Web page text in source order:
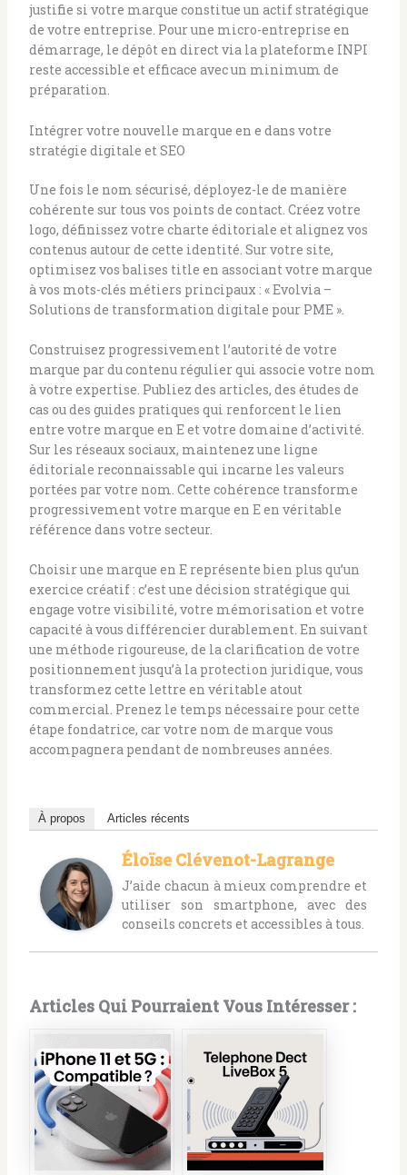
justifie si votre marque constitue un actif stratégique
de votre entreprise. Pour une micro-entreprise en
démarrage, le dépôt en direct via la plateforme INPI
reste accessible et efficace avec un minimum de
préparation.
Intégrer votre nouvelle marque en e dans votre
stratégie digitale et SEO
Une fois le nom sécurisé, déployez-le de manière
cohérente sur tous vos points de contact. Créez votre
logo, définissez votre charte éditoriale et alignez vos
contenus autour de cette identité. Sur votre site,
optimisez vos balises title en associant votre marque
à vos mots-clés métiers principaux : « Evolvia –
Solutions de transformation digitale pour PME ».
Construisez progressivement l’autorité de votre
marque par du contenu régulier qui associe votre nom
à votre expertise. Publiez des articles, des études de
cas ou des guides pratiques qui renforcent le lien
entre votre marque en E et votre domaine d’activité.
Sur les réseaux sociaux, maintenez une ligne
éditoriale reconnaissable qui incarne les valeurs
portées par votre nom. Cette cohérence transforme
progressivement votre marque en E en véritable
référence dans votre secteur.
Choisir une marque en E représente bien plus qu’un
exercice créatif : c’est une décision stratégique qui
engage votre visibilité, votre mémorisation et votre
capacité à vous différencier durablement. En suivant
une méthode rigoureuse, de la clarification de votre
positionnement jusqu’à la protection juridique, vous
transformez cette lettre en véritable atout
commercial. Prenez le temps nécessaire pour cette
étape fondatrice, car votre nom de marque vous
accompagnera pendant de nombreuses années.
À propos Articles récents
Éloïse Clévenot-Lagrange
J’aide chacun à mieux comprendre et
utiliser son smartphone, avec des
conseils concrets et accessibles à tous.
Articles Qui Pourraient Vous Intéresser :